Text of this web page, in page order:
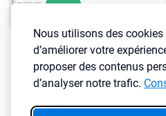
Nous utilisons des
d’améliorer votre
proposer des contenus
d’analyser notre trafic.
Un investisseur doit essayer
doit aussi connaître les loyers que